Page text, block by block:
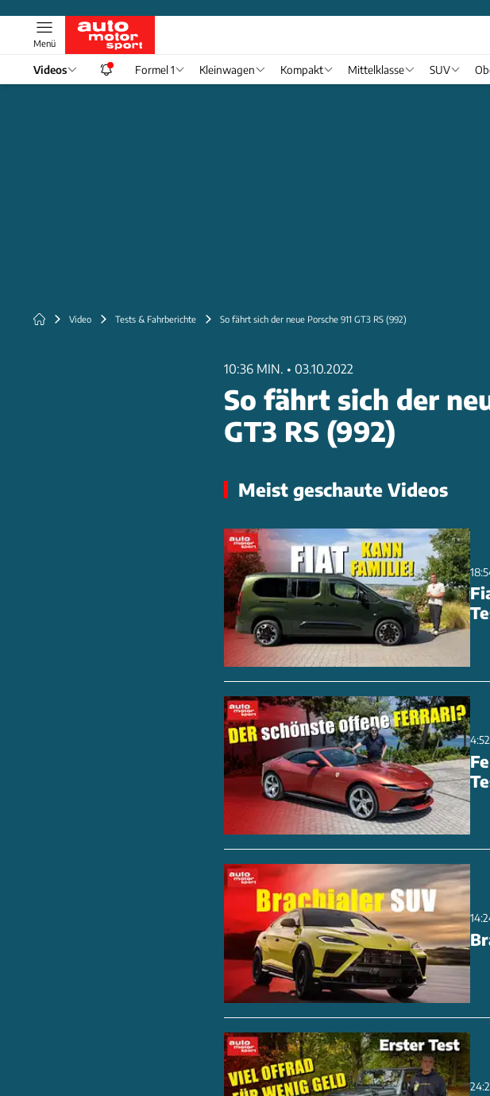
Menü
Videos Formel 1 Kleinwagen Kompakt Mittelklasse SUV
Video Tests & Fahrberichte So fährt sich der neue Porsche 911 GT3 RS (992)
10:36 MIN. • 03.10.2022
So fährt sich der
GT3 RS (992)
Meist geschaute Videos